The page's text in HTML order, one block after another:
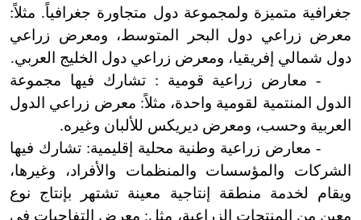
جغرافية متميزة ولمجموعة دول متجاورة جغرافياً. مثلاً:
معرض زراعي دول البحر المتوسط، ومعرض زراعي
دول شمالي إفريقيا، ومعرض زراعي دول الخليج العربي.
- معارض زراعية قومية : تشارك فيها مجموعة
الدول المنتمية لقومية واحدة، مثلاً: معرض زراعي الدول
العربية وحسب، ومعرض ديريكس للألبان وغيره.
- معارض زراعية وطنية محلية إقليمية: تشارك فيها
الشركات والمؤسسات والمنظمات والأفراد، وغيرها،
ويقام لخدمة منطقة إنتاجية معينة تشتهر بإنتاج نوع
معين من المنتجات الزراعية، مثل: معرض التفاحيات في